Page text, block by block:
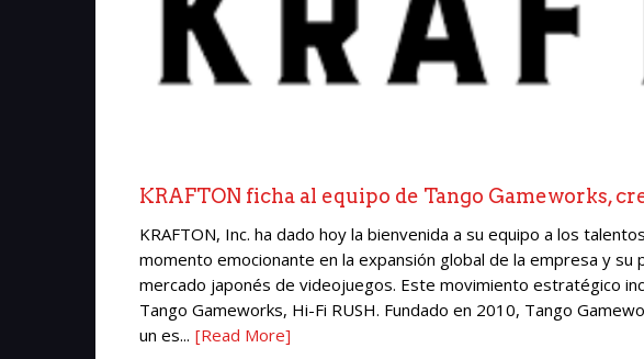
KRAFTON ficha al equipo de Tango Gameworks,
KRAFTON, Inc. ha dado hoy la bienvenida a su equipo a los
momento emocionante en la expansión global de la empresa y su
mercado japonés de videojuegos. Este movimiento estratégico
Tango Gameworks, Hi-Fi RUSH. Fundado en 2010, Tango
un es... [Read More]